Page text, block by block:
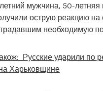
мужчина, 50-летняя
острую реакцию на
необходимую
Русские ударили по
Харьковщине